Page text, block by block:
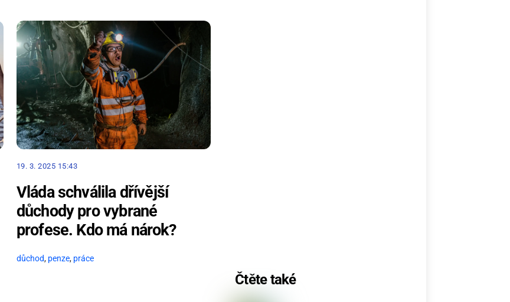
19. 3. 2025 15:43
Vláda schválila dřívější
důchody pro vybrané
profese. Kdo má nárok?
důchod, penze, práce
Čtěte také